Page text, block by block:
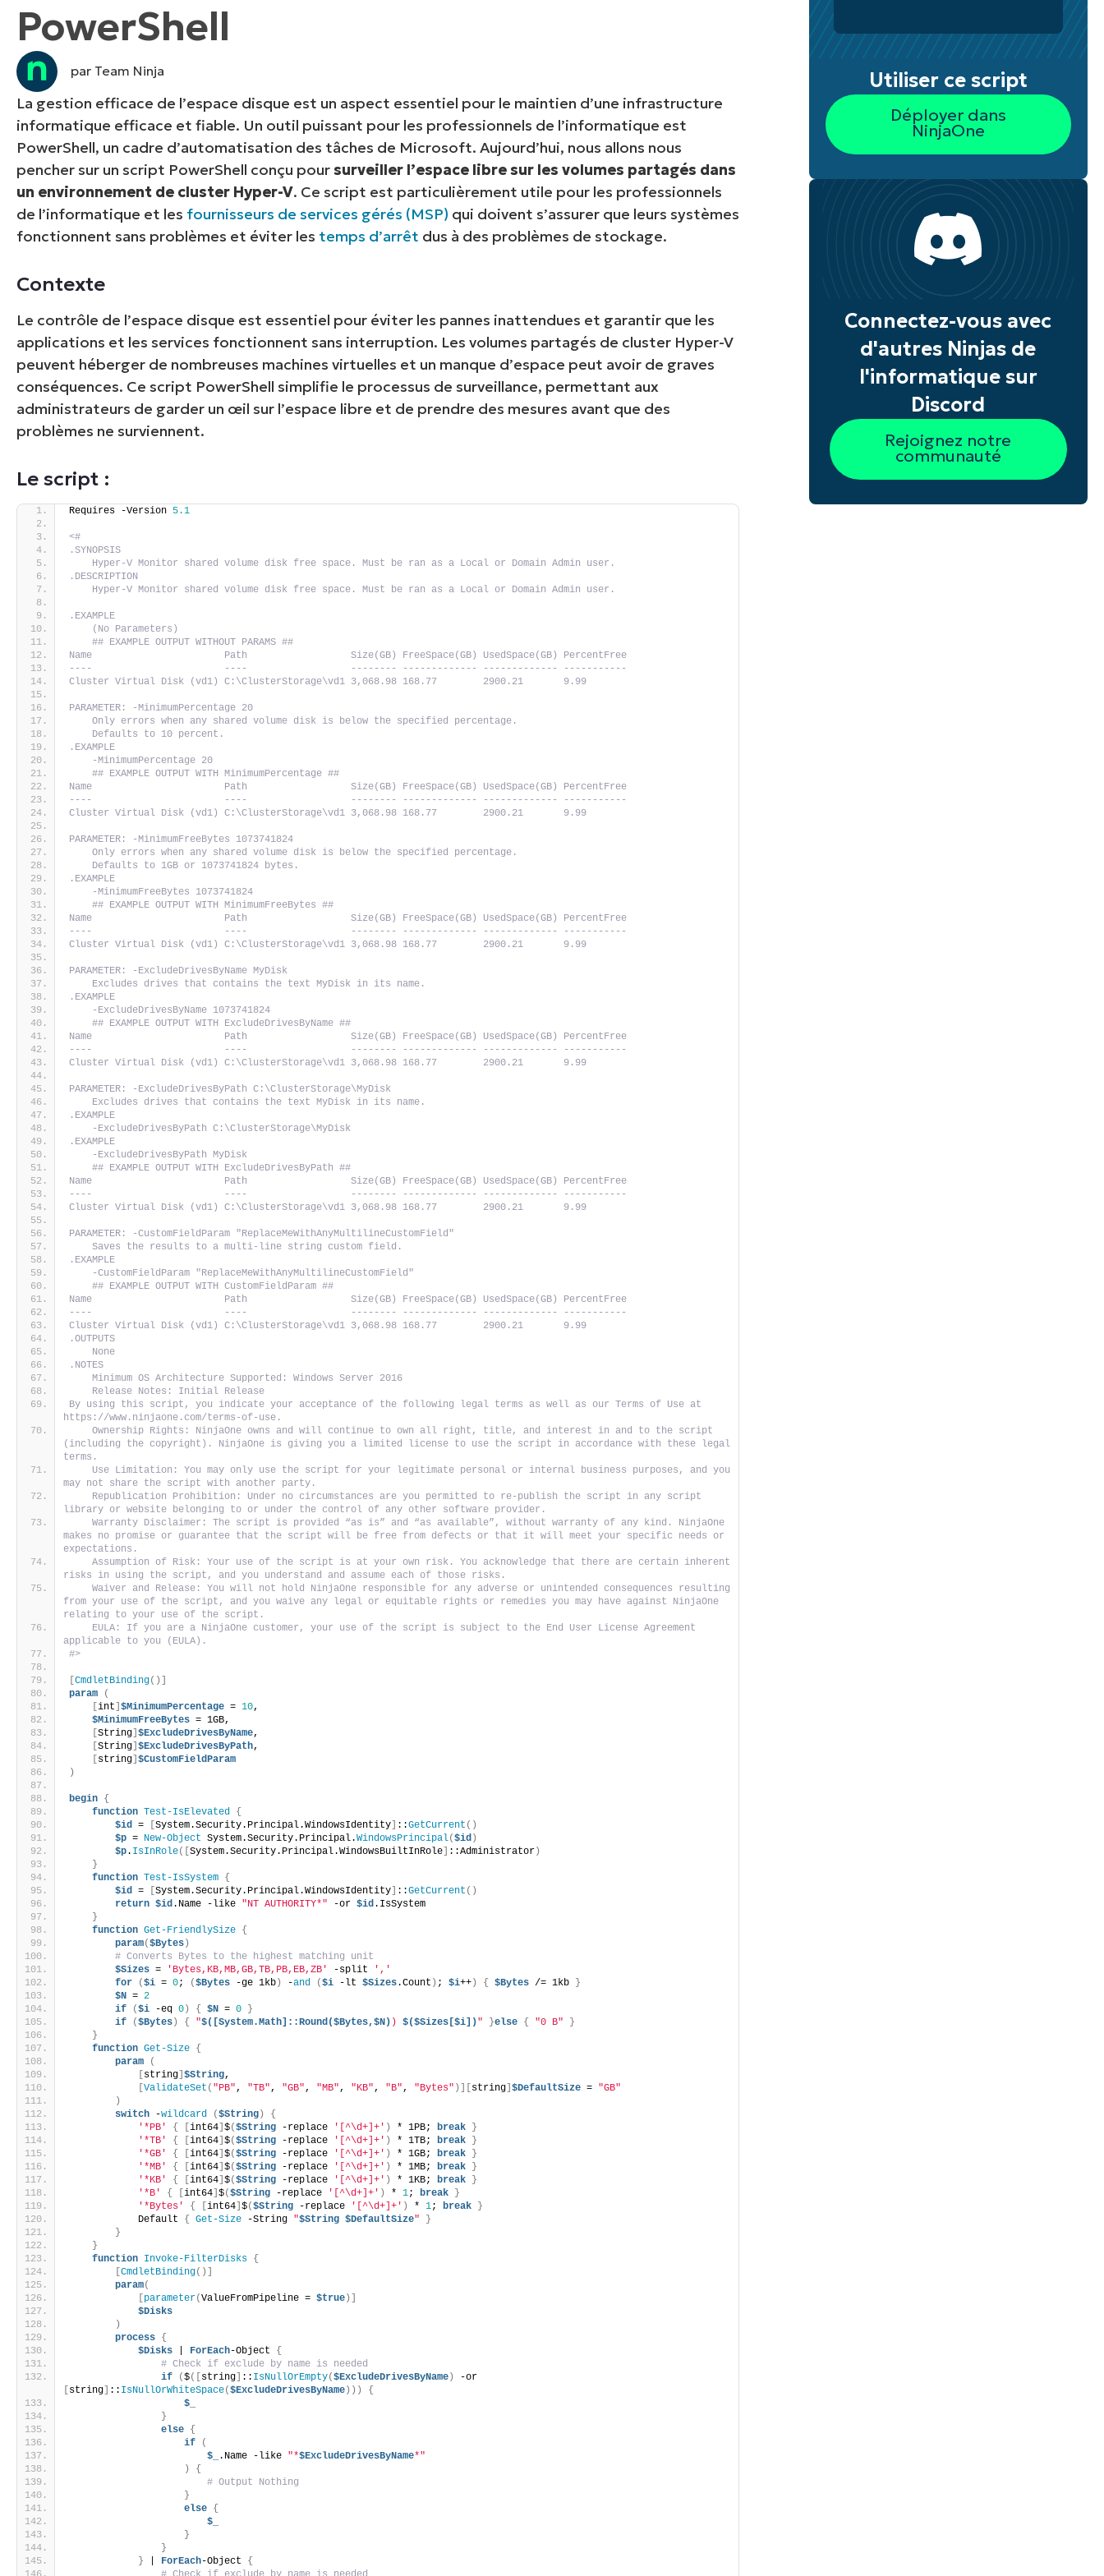
CONTACTER NOTRE ÉQUIPE COMMERCIALE
CONTACTER NOTRE ÉQUIPE COMMERCIALE
CONTACTER NOTRE ÉQUIPE COMMERCIALE
PowerShell
par Team Ninja
La gestion efficace de l’espace disque est un aspect essentiel pour le maintien d’une infrastructure
informatique efficace et fiable. Un outil puissant pour les professionnels de l’informatique est
PowerShell, un cadre d’automatisation des tâches de Microsoft. Aujourd’hui, nous allons nous
pencher sur un script PowerShell conçu poursurveiller l’espace libre sur les volumes partagés dans
un environnement de cluster Hyper-V. Ce script est particulièrement utile pour les professionnels
de l’informatique et les fournisseurs de services gérés (MSP) qui doivent s’assurer que leurs systèmes
fonctionnent sans problèmes et éviter les temps d’arrêt dus à des problèmes de stockage.
Contexte
Le contrôle de l’espace disque est essentiel pour éviter les pannes inattendues et garantir que les
applications et les services fonctionnent sans interruption. Les volumes partagés de cluster Hyper-V
peuvent héberger de nombreuses machines virtuelles et un manque d’espace peut avoir de graves
conséquences. Ce script PowerShell simplifie le processus de surveillance, permettant aux
administrateurs de garder un œil sur l’espace libre et de prendre des mesures avant que des
problèmes ne surviennent.
Le script :
Requires -Version 5.1
<#
.SYNOPSIS
    Hyper-V Monitor shared volume disk free space. Must be ran as a Local or Domain Admin user.
.DESCRIPTION
    Hyper-V Monitor shared volume disk free space. Must be ran as a Local or Domain Admin user.
.EXAMPLE
    (No Parameters)
    ## EXAMPLE OUTPUT WITHOUT PARAMS ##
Name                       Path                  Size(GB) FreeSpace(GB) UsedSpace(GB) PercentFree
----                       ----                  -------- ------------- ------------- -----------
Cluster Virtual Disk (vd1) C:\ClusterStorage\vd1 3,068.98 168.77        2900.21       9.99
PARAMETER: -MinimumPercentage 20
    Only errors when any shared volume disk is below the specified percentage.
    Defaults to 10 percent.
.EXAMPLE
    -MinimumPercentage 20
    ## EXAMPLE OUTPUT WITH MinimumPercentage ##
Name                       Path                  Size(GB) FreeSpace(GB) UsedSpace(GB) PercentFree
----                       ----                  -------- ------------- ------------- -----------
Cluster Virtual Disk (vd1) C:\ClusterStorage\vd1 3,068.98 168.77        2900.21       9.99
PARAMETER: -MinimumFreeBytes 1073741824
    Only errors when any shared volume disk is below the specified percentage.
    Defaults to 1GB or 1073741824 bytes.
.EXAMPLE
    -MinimumFreeBytes 1073741824
    ## EXAMPLE OUTPUT WITH MinimumFreeBytes ##
Name                       Path                  Size(GB) FreeSpace(GB) UsedSpace(GB) PercentFree
----                       ----                  -------- ------------- ------------- -----------
Cluster Virtual Disk (vd1) C:\ClusterStorage\vd1 3,068.98 168.77        2900.21       9.99
PARAMETER: -ExcludeDrivesByName MyDisk
    Excludes drives that contains the text MyDisk in its name.
.EXAMPLE
    -ExcludeDrivesByName 1073741824
    ## EXAMPLE OUTPUT WITH ExcludeDrivesByName ##
Name                       Path                  Size(GB) FreeSpace(GB) UsedSpace(GB) PercentFree
----                       ----                  -------- ------------- ------------- -----------
Cluster Virtual Disk (vd1) C:\ClusterStorage\vd1 3,068.98 168.77        2900.21       9.99
PARAMETER: -ExcludeDrivesByPath C:\ClusterStorage\MyDisk
    Excludes drives that contains the text MyDisk in its name.
.EXAMPLE
    -ExcludeDrivesByPath C:\ClusterStorage\MyDisk
.EXAMPLE
    -ExcludeDrivesByPath MyDisk
    ## EXAMPLE OUTPUT WITH ExcludeDrivesByPath ##
Name                       Path                  Size(GB) FreeSpace(GB) UsedSpace(GB) PercentFree
----                       ----                  -------- ------------- ------------- -----------
Cluster Virtual Disk (vd1) C:\ClusterStorage\vd1 3,068.98 168.77        2900.21       9.99
PARAMETER: -CustomFieldParam "ReplaceMeWithAnyMultilineCustomField"
    Saves the results to a multi-line string custom field.
.EXAMPLE
    -CustomFieldParam "ReplaceMeWithAnyMultilineCustomField"
    ## EXAMPLE OUTPUT WITH CustomFieldParam ##
Name                       Path                  Size(GB) FreeSpace(GB) UsedSpace(GB) PercentFree
----                       ----                  -------- ------------- ------------- -----------
Cluster Virtual Disk (vd1) C:\ClusterStorage\vd1 3,068.98 168.77        2900.21       9.99
.OUTPUTS
    None
.NOTES
    Minimum OS Architecture Supported: Windows Server 2016
    Release Notes: Initial Release
By using this script, you indicate your acceptance of the following legal terms as well as our Terms of Use at
https://www.ninjaone.com/terms-of-use.
    Ownership Rights: NinjaOne owns and will continue to own all right, title, and interest in and to the script
(including the copyright). NinjaOne is giving you a limited license to use the script in accordance with these legal
terms.
    Use Limitation: You may only use the script for your legitimate personal or internal business purposes, and you
may not share the script with another party.
    Republication Prohibition: Under no circumstances are you permitted to re-publish the script in any script
library or website belonging to or under the control of any other software provider.
    Warranty Disclaimer: The script is provided “as is” and “as available”, without warranty of any kind. NinjaOne
makes no promise or guarantee that the script will be free from defects or that it will meet your specific needs or
expectations.
    Assumption of Risk: Your use of the script is at your own risk. You acknowledge that there are certain inherent
risks in using the script, and you understand and assume each of those risks.
    Waiver and Release: You will not hold NinjaOne responsible for any adverse or unintended consequences resulting
from your use of the script, and you waive any legal or equitable rights or remedies you may have against NinjaOne
relating to your use of the script.
    EULA: If you are a NinjaOne customer, your use of the script is subject to the End User License Agreement
applicable to you (EULA).
#>
[CmdletBinding()]
param
(
[int]$MinimumPercentage = 10,
$MinimumFreeBytes = 1GB,
[String]$ExcludeDrivesByName,
[String]$ExcludeDrivesByPath,
[string]$CustomFieldParam
)
begin {
function Test-IsElevated
{
$id
= [System.Security.Principal.WindowsIdentity] ::GetCurrent ()
$p = New-Object System.Security.Principal.WindowsPrincipal($id )
$p. IsInRole([System.Security.Principal.WindowsBuiltInRole] ::Administrator)
}
function Test-IsSystem {
$id
= [System.Security.Principal.WindowsIdentity] ::GetCurrent ()
return $id .Name -like "NT AUTHORITY*" -or $id .IsSystem
}
function Get-FriendlySize {
param($Bytes)
# Converts Bytes to the highest matching unit
$Sizes = 'Bytes,KB,MB,GB,TB,PB,EB,ZB' -split
','
for
($i = 0; ($Bytes -ge 1kb) -and ($i -lt $Sizes.Count ) ; $i++) { $Bytes /= 1kb }
$N = 2
if
($i -eq 0) { $N = 0 }
if
($Bytes) { "$([System.Math]::Round($Bytes,$N) ) $($Sizes[$i])" }else { "0 B"
}
}
function Get-Size {
param
(
[string]$String,
[ValidateSet ( "PB" , "TB" , "GB" , "MB" , "KB" , "B" , "Bytes" )][string]$DefaultSize = "GB"
)
switch -wildcard ($String)
{
'*PB'
{ [int64]$($String -replace '[^\d+]+' ) * 1PB; break }
'*TB'
{ [int64]$($String -replace '[^\d+]+' ) * 1TB; break }
'*GB'
{ [int64]$($String -replace '[^\d+]+' ) * 1GB; break }
'*MB'
{ [int64]$($String -replace '[^\d+]+' ) * 1MB; break }
'*KB'
{ [int64]$($String -replace '[^\d+]+' ) * 1KB; break }
'*B'
{ [int64]$($String -replace '[^\d+]+' ) * 1; break }
'*Bytes'
{ [int64]$($String -replace '[^\d+]+' ) * 1; break }
            Default
{ Get-Size -String "$String $DefaultSize"
}
}
}
function Invoke-FilterDisks {
[CmdletBinding()]
param(
[parameter(ValueFromPipeline = $true)]
$Disks
)
process {
$Disks
ForEach-Object {
# Check if exclude by name is needed
if
($([string] :: IsNullOrEmpty($ExcludeDrivesByName)
[string] :: IsNullOrWhiteSpace($ExcludeDrivesByName)))
{
$_
}
else {
if
(
$_
.Name -like "*$ExcludeDrivesByName*"
)
{
# Output Nothing
}
else {
$_
}
}
}
ForEach-Object {
Utiliser ce script
Déployer dans
NinjaOne
Connectez-vous avec
d'autres Ninjas de
l'informatique sur
Discord
Rejoignez notre
communauté